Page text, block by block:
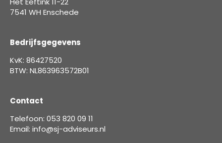
7541 WH Enschede
Bedrijfsgegevens
KvK: 86427520
BTW: NL863963572B01
Contact
Telefoon: 053 820 09 11
Email: info@sj-adviseurs.nl